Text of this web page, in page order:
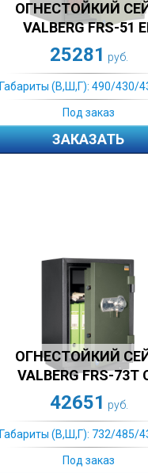
ОГНЕСТОЙКИЙ
VALBERG FRS-51
25281 руб.
Габариты (В,Ш,Г): 490/430/
Под заказ
ЗАКАЗАТЬ
ОГНЕСТОЙКИЙ
VALBERG FRS-73T
42651 руб.
Габариты (В,Ш,Г): 732/485/
Под заказ